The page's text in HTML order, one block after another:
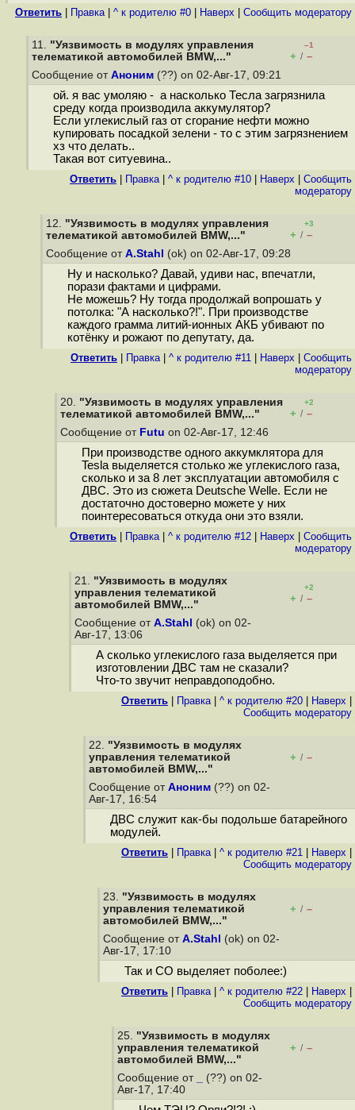
Ответить Правка| ^ к родителю #0 Наверх Cообщить модератору
11. "Уязвимость в модулях управления
телематикой автомобилей BMW,..."
–1
+ / –
Сообщение от Аноним (??) on 02-Авг-17, 09:21
ой. я вас умоляю - а насколько Тесла загрязнила
среду когда производила аккумулятор?
Если углекислый газ от сгорание нефти можно
купировать посадкой зелени - то с этим загрязнением
хз что делать..
Такая вот ситуевина..
Ответить Правка| ^ к родителю #10 Наверх
Cообщить
модератору
12. "Уязвимость в модулях управления
телематикой автомобилей BMW,..."
+3
+ / –
Сообщение от A.Stahl (ok) on 02-Авг-17, 09:28
Ну и насколько? Давай, удиви нас, впечатли,
порази фактами и цифрами.
Не можешь? Ну тогда продолжай вопрошать у
потолка: "А насколько?!". При производстве
каждого грамма литий-ионных АКБ убивают по
котёнку и рожают по депутату, да.
Ответить Правка| ^ к родителю #11 Наверх
Cообщить
модератору
20. "Уязвимость в модулях управления
телематикой автомобилей BMW,..."
+2
+ / –
Сообщение от Futu on 02-Авг-17, 12:46
При производстве одного аккумклятора для
Tesla выделяется столько же углекислого газа,
сколько и за 8 лет эксплуатации автомобиля с
ДВС. Это из сюжета Deutsche Welle. Если не
достаточно достоверно можете у них
поинтересоваться откуда они это взяли.
Ответить Правка| ^ к родителю #12 Наверх
Cообщить
модератору
21. "Уязвимость в модулях
управления телематикой
автомобилей BMW,..."
+2
+ / –
Сообщение от A.Stahl
(ok) on 02-
Авг-17, 13:06
А сколько углекислого газа выделяется при
изготовлении ДВС там не сказали?
Что-то звучит неправдоподобно.
Ответить Правка| ^ к родителю #20 Наверх
Cообщить модератору
22. "Уязвимость в модулях
управления телематикой
автомобилей BMW,..."
+ / –
Сообщение от Аноним (??) on 02-
Авг-17, 16:54
ДВС служит как-бы подольше батарейного
модулей.
Ответить Правка| ^ к родителю #21 Наверх
Cообщить модератору
23. "Уязвимость в модулях
управления телематикой
автомобилей BMW,..."
+ / –
Сообщение от A.Stahl
(ok) on 02-
Авг-17, 17:10
Так и СO выделяет поболее:)
Ответить Правка| ^ к родителю #22 Наверх
Cообщить модератору
25. "Уязвимость в модулях
управления телематикой
автомобилей BMW,..."
+ / –
Сообщение от
(??) on 02-
Авг-17, 17:40